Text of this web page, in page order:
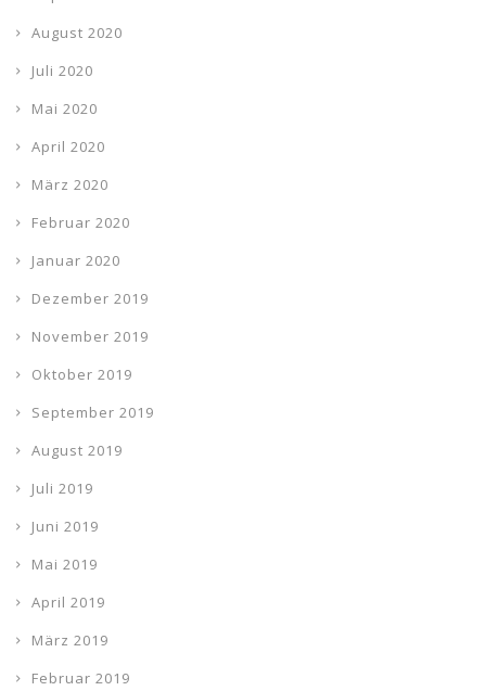
August 2020
Juli 2020
Mai 2020
April 2020
März 2020
Februar 2020
Januar 2020
Dezember 2019
November 2019
Oktober 2019
September 2019
August 2019
Juli 2019
Juni 2019
Mai 2019
April 2019
März 2019
Februar 2019